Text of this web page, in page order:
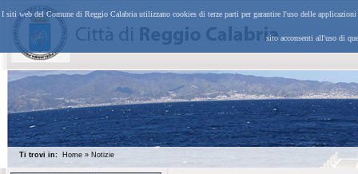
I siti web del Comune di Reggio Calabria utilizzano cookies di terze parti per garantire l'uso delle
sito acconsenti all'uso di
Ti trovi in: Home » Notizie